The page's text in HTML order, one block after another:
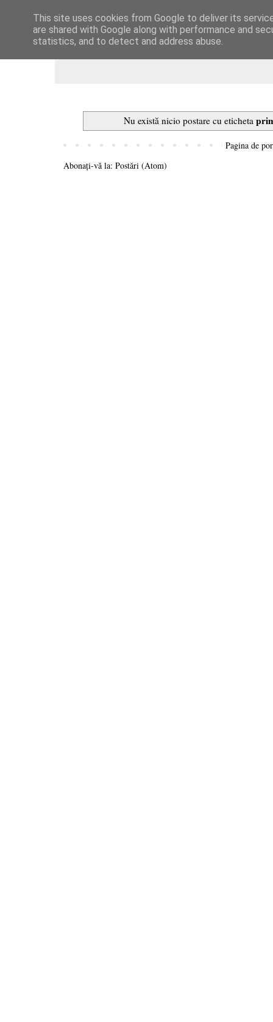
Dulcegarii culinare
Nu există nicio postare cu eticheta
Pagina de
Abonați-vă la: Postări (Atom)
This site uses cookies from Google to deliver its
are shared with Google along with performance and
statistics, and to detect and address abuse.